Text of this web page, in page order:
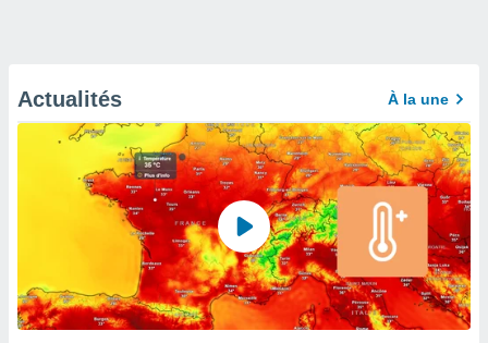
Actualités À la une